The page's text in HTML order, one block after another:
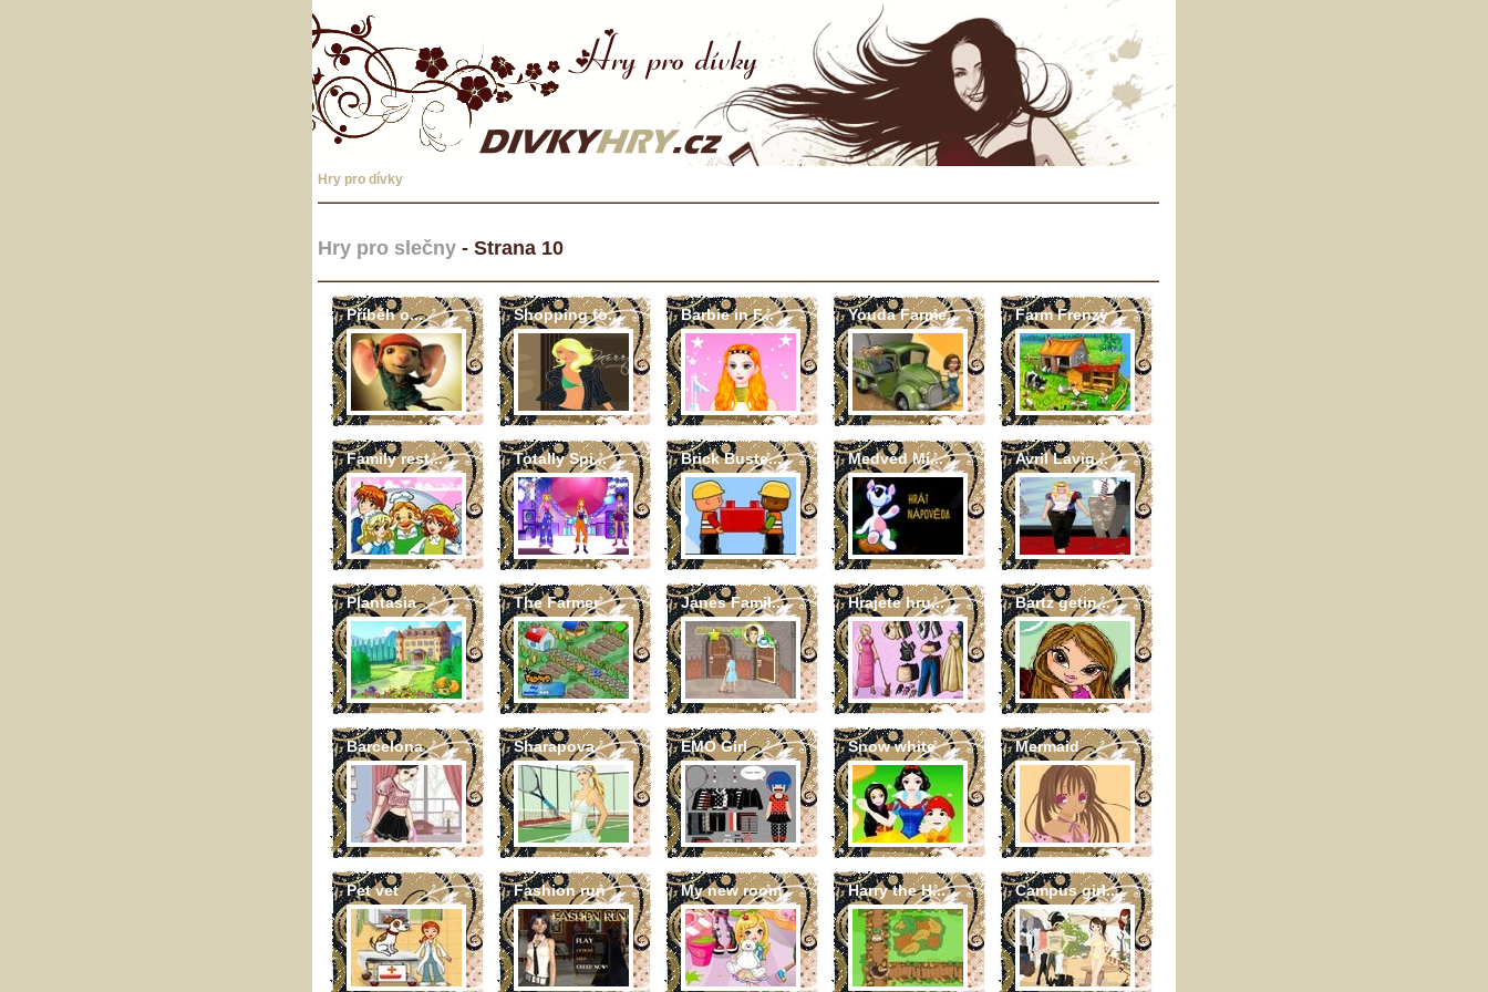
Hry pro dívky
Hry pro slečny - Strana 10
Příběh o... Shopping fo... Barbie in F... Youda Farme... Farm Frenzy
Family rest... Totally Spi... Brick Buste... Medvěd Mí... Avril Lavig...
Plantasia The Farmer Janes Famil... Hrajete hru... Bartz getin...
Barcelona Sharapova EMO Girl Snow white Mermaid
Pet vet Fashion run My new room Harry the H... Campus girl...